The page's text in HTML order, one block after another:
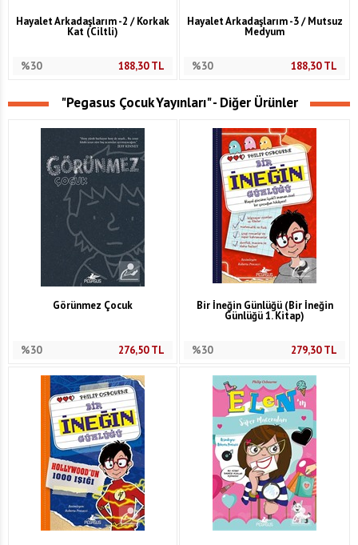
Hayalet Arkadaşlarım -2 / Korkak
Kat (Ciltli)
%30 188,30TL
Hayalet Arkadaşlarım -3 / Mutsuz
Medyum
%30 188,30TL
"Pegasus Çocuk Yayınları" - Diğer Ürünler
Görünmez Çocuk
%30 276,50TL
Bir İneğin Günlüğü (Bir İneğin
Günlüğü 1. Kitap)
%30 279,30TL